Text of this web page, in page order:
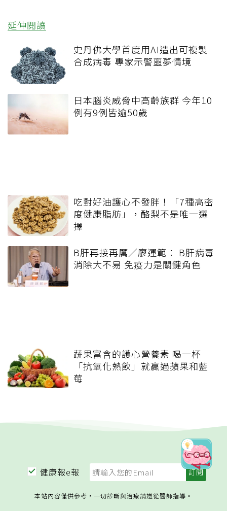
延伸閱讀
史丹佛大學首度用AI造出可複製
合成病毒 專家示警噩夢情境
日本腦炎威脅中高齡族群 今年10
例有9例皆逾50歲
吃對好油護心不發胖！「7種高密
度健康脂肪」，酪梨不是唯一選
擇
B肝再接再厲／廖運範： B肝病毒
消除大不易 免疫力是關鍵角色
蔬果富含的護心營養素 喝一杯
「抗氧化熱飲」就贏過蘋果和藍
莓
健康報e報
本站內容僅供參考，一切診斷與治療請遵從醫師指導。